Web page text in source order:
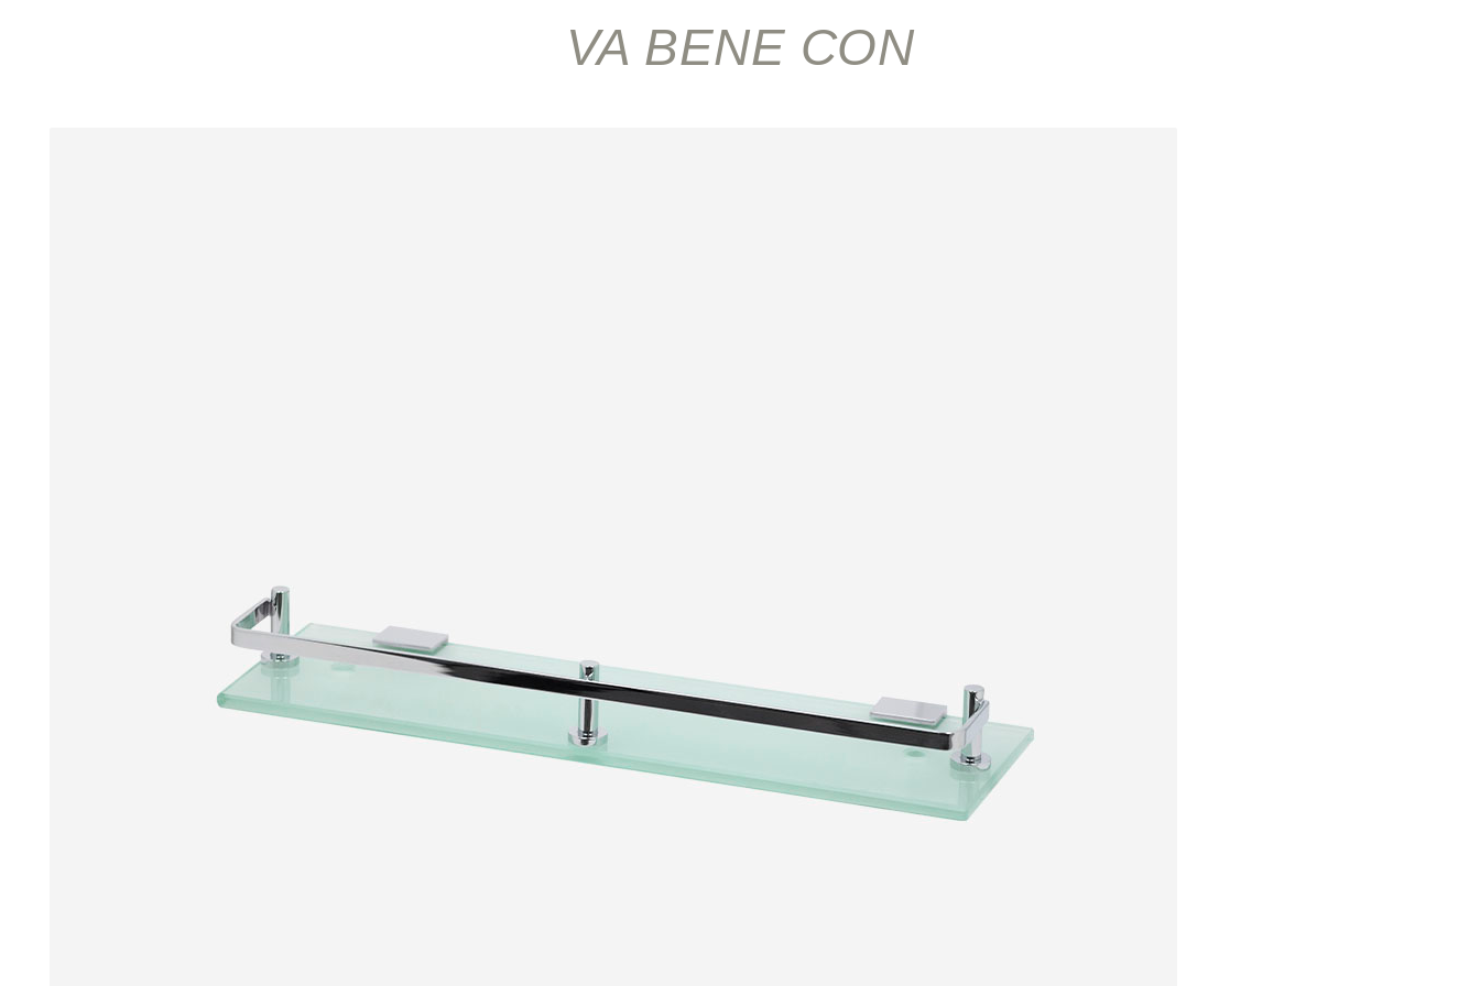
VA BENE CON